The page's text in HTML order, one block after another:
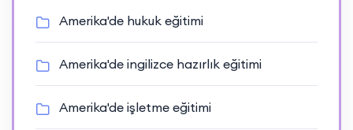
Amerika'de hukuk eğitimi
Amerika'de ingilizce hazırlık eğitimi
Amerika'de işletme eğitimi